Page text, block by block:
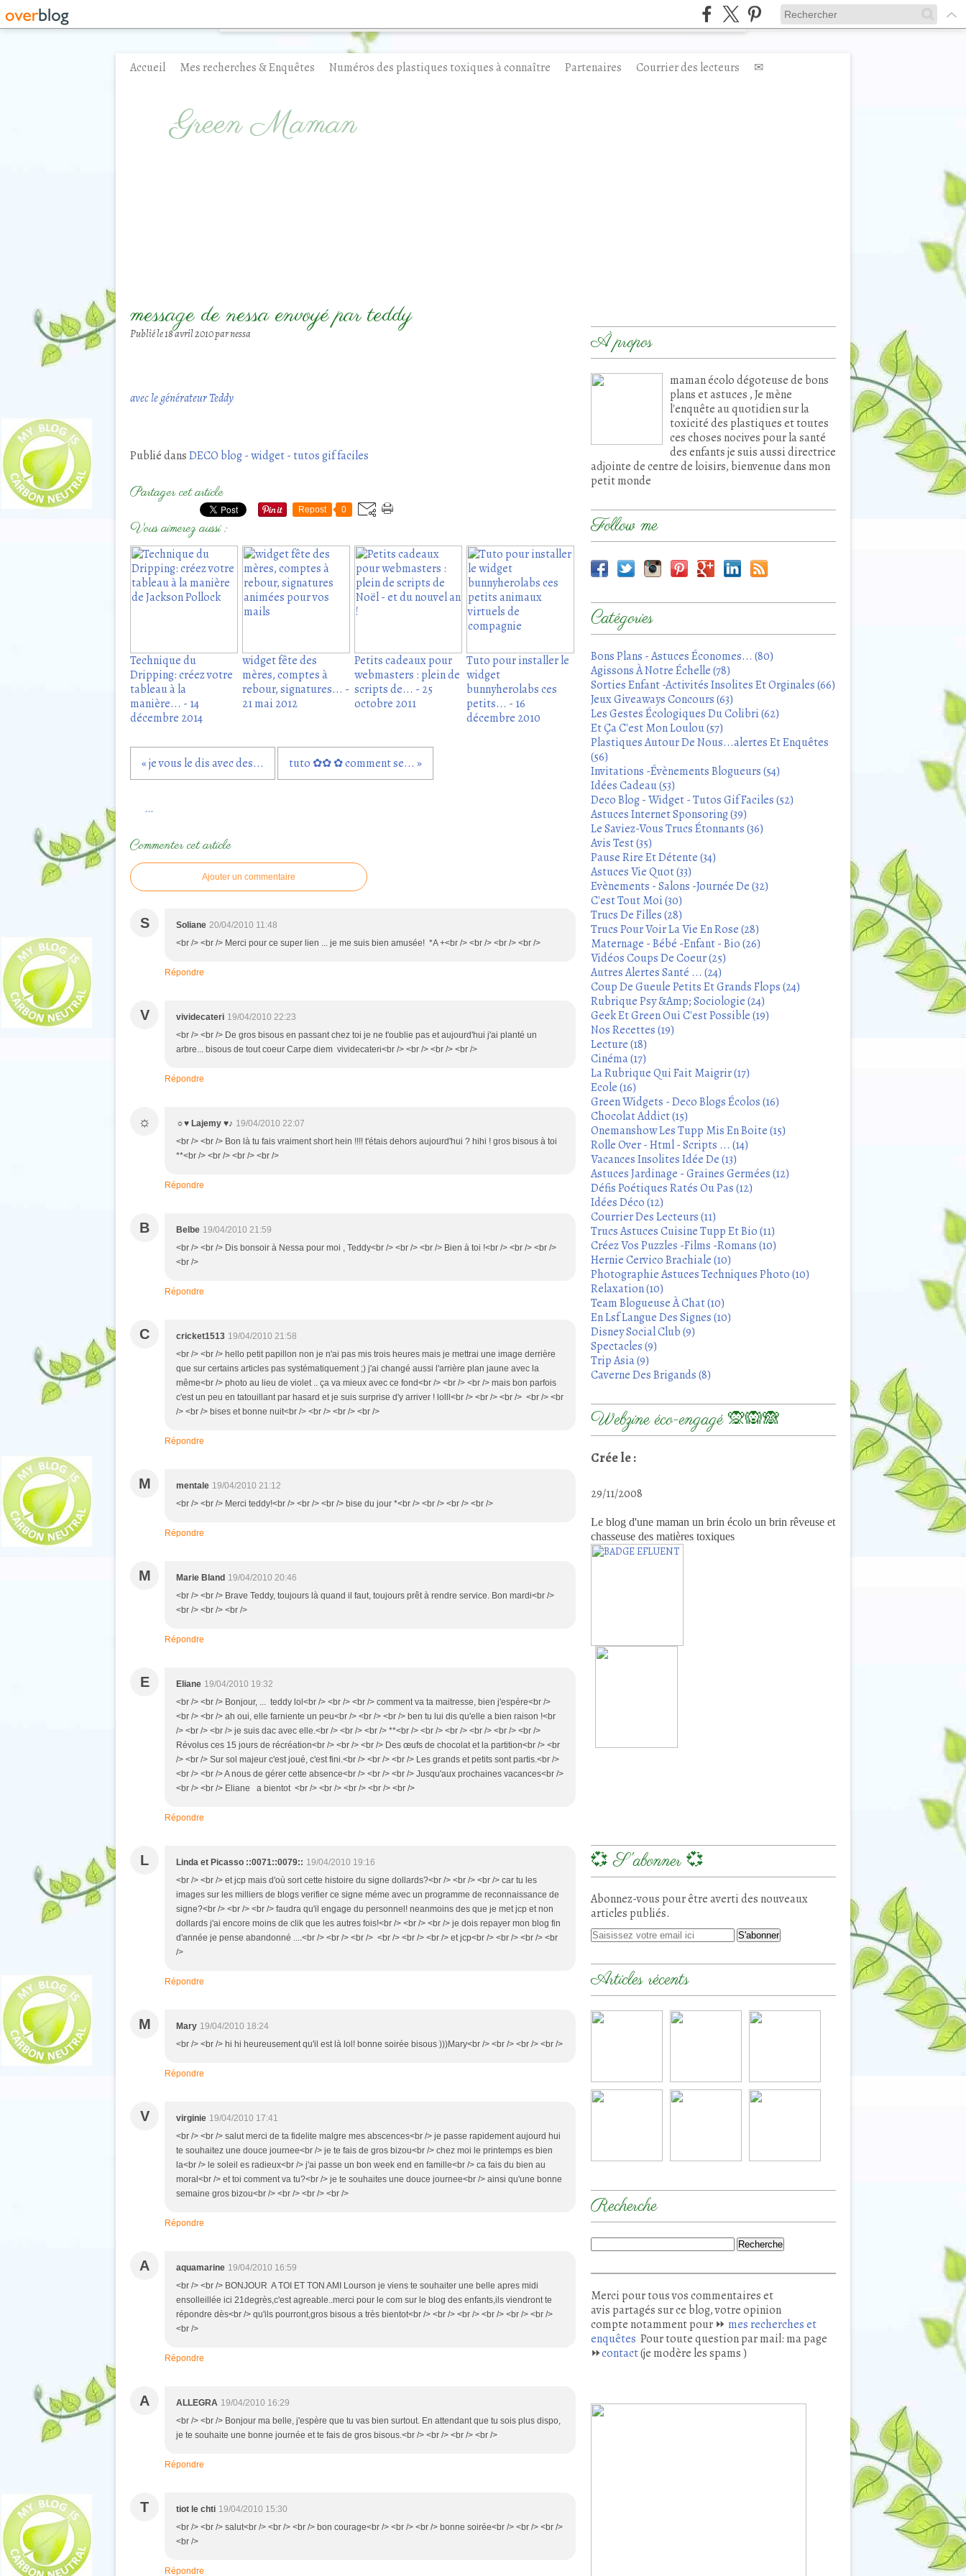
Green Maman
Accueil Mes recherches & Enquêtes Numéros des plastiques toxiques à connaître Partenaires Courrier des lecteurs
✉
message de nessa envoyé par teddy
Publié le18 avril 2010par nessa
avec le générateur Teddy
Publié dansDECO blog - widget - tutos gif faciles
Partager cet article
Repost 0
Vous aimerez aussi :
Technique du
Dripping: créez votre
tableau à la
manière... - 14
décembre 2014
widget fête des
mères, comptes à
rebour, signatures... -
21 mai 2012
Petits cadeaux pour
webmasters : plein de
scripts de... - 25
octobre 2011
Tuto pour installer le
widget
bunnyherolabs ces
petits... - 16
décembre 2010
« je vous le dis avec des... tuto ✿✿ ✿ comment se... »
…
Commenter cet article
Ajouter un commentaire
S Soliane 20/04/2010 11:48
<br /> <br /> Merci pour ce super lien ... je me suis bien amusée! *A +<br /> <br /> <br /> <br />
Répondre
V vividecateri 19/04/2010 22:23
<br /> <br /> De gros bisous en passant chez toi je ne t'oublie pas et aujourd'hui j'ai planté un
arbre... bisous de tout coeur Carpe diem vividecateri<br /> <br /> <br /> <br />
Répondre
☼ ☼♥ Lajemy ♥♪ 19/04/2010 22:07
<br /> <br /> Bon là tu fais vraiment short hein !!!! t'étais dehors aujourd'hui ? hihi ! gros bisous à toi
**<br /> <br /> <br /> <br />
Répondre
B Belbe 19/04/2010 21:59
<br /> <br /> Dis bonsoir à Nessa pour moi , Teddy<br /> <br /> <br /> Bien à toi !<br /> <br /> <br />
<br />
Répondre
C cricket1513 19/04/2010 21:58
<br /> <br /> hello petit papillon non je n'ai pas mis trois heures mais je mettrai une image derrière
que sur certains articles pas systématiquement ;) j'ai changé aussi l'arrière plan jaune avec la
même<br /> photo au lieu de violet .. ça va mieux avec ce fond<br /> <br /> <br /> mais bon parfois
c'est un peu en tatouillant par hasard et je suis surprise d'y arriver ! lolll<br /> <br /> <br /> <br /> <br
/> <br /> bises et bonne nuit<br /> <br /> <br /> <br />
Répondre
M mentale 19/04/2010 21:12
<br /> <br /> Merci teddy!<br /> <br /> <br /> bise du jour *<br /> <br /> <br /> <br />
Répondre
M Marie Bland 19/04/2010 20:46
<br /> <br /> Brave Teddy, toujours là quand il faut, toujours prêt à rendre service. Bon mardi<br />
<br /> <br /> <br />
Répondre
E Eliane 19/04/2010 19:32
<br /> <br /> Bonjour, ... teddy lol<br /> <br /> <br /> comment va ta maitresse, bien j'espére<br />
<br /> <br /> ah oui, elle farniente un peu<br /> <br /> <br /> ben tu lui dis qu'elle a bien raison !<br
/> <br /> <br /> je suis dac avec elle.<br /> <br /> <br /> **<br /> <br /> <br /> <br /> <br /> <br />
Révolus ces 15 jours de récréation<br /> <br /> <br /> Des œufs de chocolat et la partition<br /> <br
/> <br /> Sur sol majeur c'est joué, c'est fini.<br /> <br /> <br /> Les grands et petits sont partis.<br />
<br /> <br /> A nous de gérer cette absence<br /> <br /> <br /> Jusqu'aux prochaines vacances<br />
<br /> <br /> Eliane a bientot <br /> <br /> <br /> <br /> <br />
Répondre
L Linda et Picasso ::0071::0079:: 19/04/2010 19:16
<br /> <br /> et jcp mais d'où sort cette histoire du signe dollards?<br /> <br /> <br /> car tu les
images sur les milliers de blogs verifier ce signe méme avec un programme de reconnaissance de
signe?<br /> <br /> <br /> faudra qu'il engage du personnel! neanmoins des que je met jcp et non
dollards j'ai encore moins de clik que les autres fois!<br /> <br /> <br /> je dois repayer mon blog fin
d'année je pense abandonné ....<br /> <br /> <br /> <br /> <br /> <br /> et jcp<br /> <br /> <br /> <br
/>
Répondre
M Mary 19/04/2010 18:24
<br /> <br /> hi hi heureusement qu'il est là lol! bonne soirée bisous )))Mary<br /> <br /> <br /> <br />
Répondre
V virginie 19/04/2010 17:41
<br /> <br /> salut merci de ta fidelite malgre mes abscences<br /> je passe rapidement aujourd hui
te souhaitez une douce journee<br /> je te fais de gros bizou<br /> chez moi le printemps es bien
la<br /> le soleil es radieux<br /> j'ai passe un bon week end en famille<br /> ca fais du bien au
moral<br /> et toi comment va tu?<br /> je te souhaites une douce journee<br /> ainsi qu'une bonne
semaine gros bizou<br /> <br /> <br /> <br />
Répondre
A aquamarine 19/04/2010 16:59
<br /> <br /> BONJOUR A TOI ET TON AMI Lourson je viens te souhaiter une belle apres midi
ensolleillée ici 21degrès,c'est agreable..merci pour le com sur le blog des enfants,ils viendront te
répondre dès<br /> qu'ils pourront,gros bisous a très bientot<br /> <br /> <br /> <br /> <br /> <br />
<br />
Répondre
A ALLEGRA 19/04/2010 16:29
<br /> <br /> Bonjour ma belle, j'espère que tu vas bien surtout. En attendant que tu sois plus dispo,
je te souhaite une bonne journée et te fais de gros bisous.<br /> <br /> <br /> <br />
Répondre
T tiot le chti 19/04/2010 15:30
<br /> <br /> salut<br /> <br /> <br /> bon courage<br /> <br /> <br /> bonne soirée<br /> <br /> <br />
<br />
Répondre
À propos
maman écolo dégoteuse de bons
plans et astuces , Je mène
l'enquête au quotidien sur la
toxicité des plastiques et toutes
ces choses nocives pour la santé
des enfants je suis aussi directrice
adjointe de centre de loisirs, bienvenue dans mon
petit monde
Follow me
Catégories
Bons Plans - Astuces Économes... (80)
Agissons À Notre Échelle (78)
Sorties Enfant -Activités Insolites Et Orginales (66)
Jeux Giveaways Concours (63)
Les Gestes Écologiques Du Colibri (62)
Et Ça C'est Mon Loulou (57)
Plastiques Autour De Nous...alertes Et Enquêtes
(56)
Invitations -Évènements Blogueurs (54)
Idées Cadeau (53)
Deco Blog - Widget - Tutos Gif Faciles (52)
Astuces Internet Sponsoring (39)
Le Saviez-Vous Trucs Étonnants (36)
Avis Test (35)
Pause Rire Et Détente (34)
Astuces Vie Quot (33)
Evènements - Salons -Journée De (32)
C'est Tout Moi (30)
Trucs De Filles (28)
Trucs Pour Voir La Vie En Rose (28)
Maternage - Bébé -Enfant - Bio (26)
Vidéos Coups De Coeur (25)
Autres Alertes Santé ... (24)
Coup De Gueule Petits Et Grands Flops (24)
Rubrique Psy &Amp; Sociologie (24)
Geek Et Green Oui C'est Possible (19)
Nos Recettes (19)
Lecture (18)
Cinéma (17)
La Rubrique Qui Fait Maigrir (17)
Ecole (16)
Green Widgets - Deco Blogs Écolos (16)
Chocolat Addict (15)
Onemanshow Les Tupp Mis En Boite (15)
Rolle Over - Html - Scripts ... (14)
Vacances Insolites Idée De (13)
Astuces Jardinage - Graines Germées (12)
Défis Poétiques Ratés Ou Pas (12)
Idées Déco (12)
Courrier Des Lecteurs (11)
Trucs Astuces Cuisine Tupp Et Bio (11)
Créez Vos Puzzles -Films -Romans (10)
Hernie Cervico Brachiale (10)
Photographie Astuces Techniques Photo (10)
Relaxation (10)
Team Blogueuse À Chat (10)
En Lsf Langue Des Signes (10)
Disney Social Club (9)
Spectacles (9)
Trip Asia (9)
Caverne Des Brigands (8)
Webzine éco-engagé 🙊🙉🙈
Crée le :
29/11/2008
Le blog d'une maman un brin écolo un brin rêveuse et
chasseuse des matières toxiques
💞 S'abonner 💞
Abonnez-vous pour être averti des nouveaux
articles publiés.
Articles récents
Recherche
Merci pour tous vos commentaires et
avis partagés sur ce blog, votre opinion
compte notamment pour ⏩ mes recherches et
enquêtes Pour toute question par mail: ma page
⏩contact(je modère les spams )